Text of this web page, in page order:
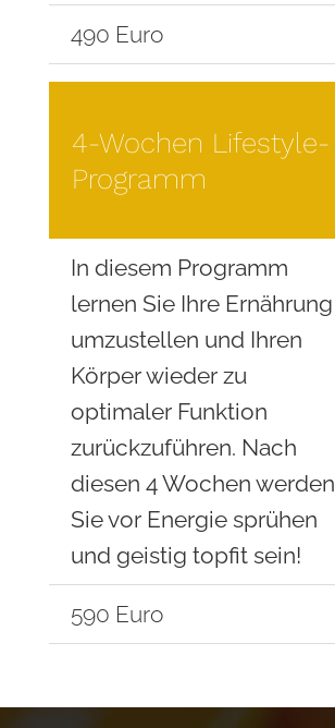
490 Euro
4-Wochen Lifestyle-
Programm
In diesem Programm
lernen Sie Ihre Ernährung
umzustellen und Ihren
Körper wieder zu
optimaler Funktion
zurückzuführen. Nach
diesen 4 Wochen werden
Sie vor Energie sprühen
und geistig topfit sein!
590 Euro